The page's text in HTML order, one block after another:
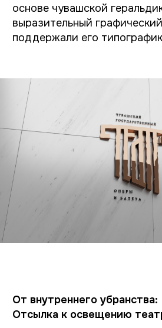
Согласие на обработку персональных данных
Политика использования Cookies
Пользовательское соглашение